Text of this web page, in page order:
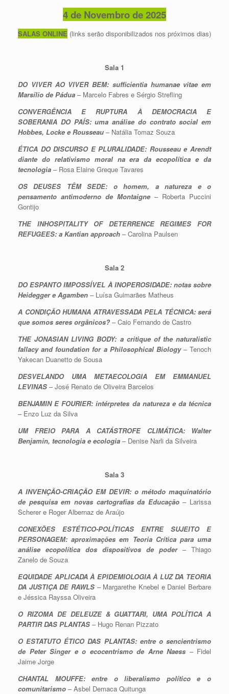
4 de Novembro de 2025
SALAS ONLINE (links serão disponibilizados nos próximos dias)
Sala 1
DO VIVER AO VIVER BEM: sufficientia humanae vitae em
Marsílio de Pádua – Marcelo Fabres e Sérgio Strefling
CONVERGÊNCIA E RUPTURA À DEMOCRACIA E
SOBERANIA DO PAÍS: uma análise do contrato social em
Hobbes, Locke e Rousseau – Natália Tomaz Souza
ÉTICA DO DISCURSO E PLURALIDADE: Rousseau e Arendt
diante do relativismo moral na era da ecopolítica e da
tecnologia – Rosa Elaine Greque Tavares
OS DEUSES TÊM SEDE: o homem, a natureza e o
pensamento antimoderno de Montaigne – Roberta Puccini
Gontijo
THE INHOSPITALITY OF DETERRENCE REGIMES FOR
REFUGEES: a Kantian approach – Carolina Paulsen
Sala 2
DO ESPANTO IMPOSSÍVEL À INOPEROSIDADE: notas sobre
Heidegger e Agamben – Luísa Guimarães Matheus
A CONDIÇÃO HUMANA ATRAVESSADA PELA TÉCNICA: será
que somos seres orgânicos? – Caio Fernando de Castro
THE JONASIAN LIVING BODY: a critique of the naturalistic
fallacy and foundation for a Philosophical Biology – Tenoch
Yakecan Duanetto de Sousa
DESVELANDO UMA METAECOLOGIA EM EMMANUEL
LEVINAS – José Renato de Oliveira Barcelos
BENJAMIN E FOURIER: intérpretes da natureza e da técnica
– Enzo Luz da Silva
UM FREIO PARA A CATÁSTROFE CLIMÁTICA: Walter
Benjamin, tecnologia e ecologia – Denise Narli da Silveira
Sala 3
A INVENÇÃO-CRIAÇÃO EM DEVIR: o método maquinatório
de pesquisa em novas cartografias da Educação – Larissa
Scherer e Roger Albernaz de Araújo
CONEXÕES ESTÉTICO-POLÍTICAS ENTRE SUJEITO E
PERSONAGEM: aproximações em Teoria Crítica para uma
análise ecopolítica dos dispositivos de poder – Thiago
Zanelo de Souza
EQUIDADE APLICADA À EPIDEMIOLOGIA À LUZ DA TEORIA
DA JUSTIÇA DE RAWLS – Margarethe Knebel e Daniel Berbare
e Jéssica Rayssa Oliveira
O RIZOMA DE DELEUZE & GUATTARI, UMA POLÍTICA A
PARTIR DAS PLANTAS – Hugo Renan Pizzato
O ESTATUTO ÉTICO DAS PLANTAS: entre o sencientrismo
de Peter Singer e o ecocentrismo de Arne Naess – Fidel
Jaime Jorge
CHANTAL MOUFFE: entre o liberalismo político e o
comunitarismo – Asbel Demaca Quitunga